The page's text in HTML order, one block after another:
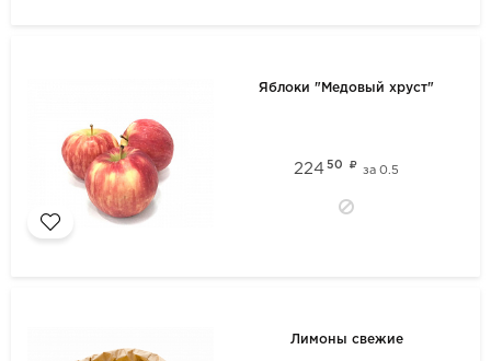
Яблоки "Медовый хруст"
224 50 за0.5
Лимоны свежие